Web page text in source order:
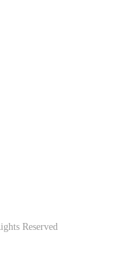
Reserved